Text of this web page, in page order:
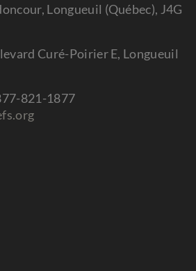
Longueuil (Québec), J4G
Curé-Poirier E, Longueuil
821-1877